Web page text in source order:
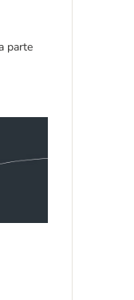
parte